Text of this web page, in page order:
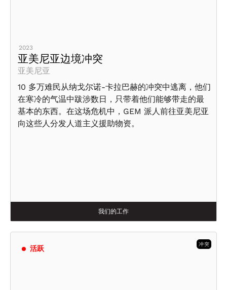
2023
亚美尼亚边境冲突
亚美尼亚
10 多万难民从纳戈尔诺-卡拉巴赫的冲突中逃离，他们
在寒冷的气温中跋涉数日，只带着他们能够带走的最
基本的东西。在这场危机中，GEM 派人前往亚美尼亚
向这些人分发人道主义援助物资。
我们的工作
活跃
冲突